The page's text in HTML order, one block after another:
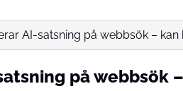
AI-satsning på webbsök – kan
på webbsök